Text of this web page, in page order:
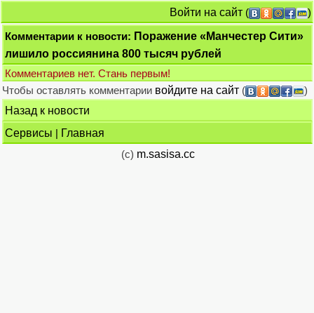
Войти на сайт (
)
Комментарии к новости: Поражение «Манчестер Сити»
лишило россиянина 800 тысяч рублей
Комментариев нет. Стань первым!
Чтобы оставлять комментарии войдите на сайт (
)
Назад к новости
Сервисы | Главная
(c) m.sasisa.cc